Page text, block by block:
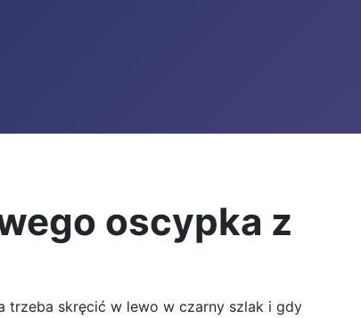
oscypka z
trzeba skręcić w lewo w czarny szlak i gdy